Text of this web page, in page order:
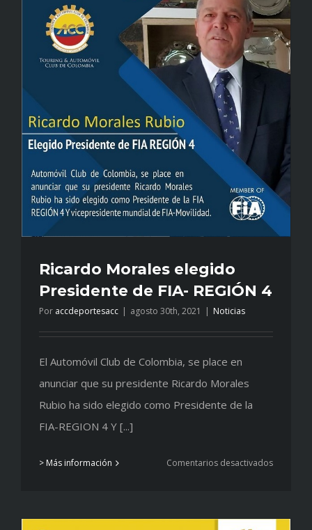
Ricardo Morales elegido
Presidente de FIA- REGIÓN 4
Por accdeportesacc | agosto 30th, 2021 | Noticias
El Automóvil Club de Colombia, se place en
anunciar que su presidente Ricardo Morales
Rubio ha sido elegido como Presidente de la
FIA-REGION 4 Y [...]
> Más información Comentarios desactivadosen